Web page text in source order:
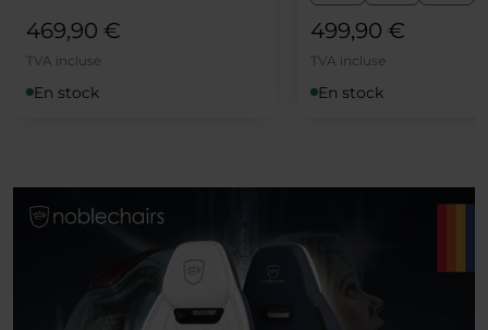
469,90 €
TVA incluse
En stock
499,90 €
TVA incluse
En stock